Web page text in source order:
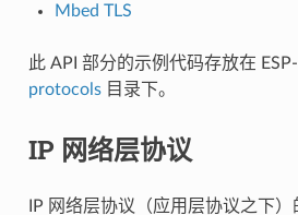
Mbed TLS
此 API 部分的示例代码存放在
protocols目录下。
IP 网络层协议
IP 网络层协议（应用层协议之下